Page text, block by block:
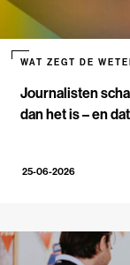
Journalisten
dan het is – en
WAT ZEGT DE
25-06-2026